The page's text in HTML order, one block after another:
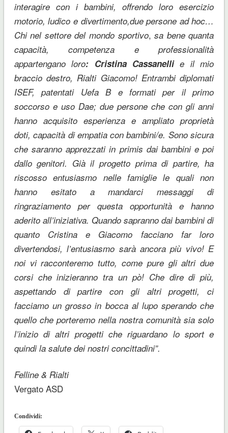
interagire con i bambini, offrendo loro esercizio
motorio, ludico e divertimento,due persone ad hoc…
Chi nel settore del mondo sportivo,sa bene quanta
capacità, competenza e professionalità
appartengano loro: Cristina Cassanellie il mio
braccio destro, Rialti Giacomo! Entrambi diplomati
ISEF, patentati Uefa B e formati per il primo
soccorso e uso Dae; due persone che con gli anni
hanno acquisito esperienza e ampliato proprietà
doti, capacità di empatia con bambini/e. Sono sicura
che saranno apprezzati in primis dai bambini e poi
dallo genitori. Già il progetto prima di partire, ha
riscosso entusiasmo nelle famiglie le quali non
hanno esitato a mandarci messaggi di
ringraziamento per questa opportunità e hanno
aderito all’iniziativa. Quando sapranno dai bambini di
quanto Cristina e Giacomo facciano far loro
divertendosi, l’entusiasmo sarà ancora più vivo! E
noi vi racconteremo tutto, come pure gli altri due
corsi che inizieranno tra un pò! Che dire di più,
aspettando di partire con gli altri progetti, ci
facciamo un grosso in bocca al lupo sperando che
quello che porteremo nella nostra comunità sia solo
l’inizio di altri progetti che riguardano lo sport e
quindi la salute dei nostri concittadini”.
Felline & Rialti
Vergato ASD
Condividi: